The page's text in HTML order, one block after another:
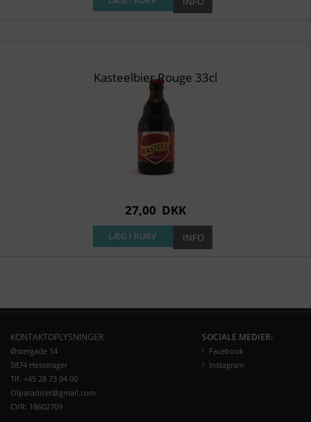
Kasteelbier Rouge 33cl
27,00 DKK
KONTAKTOPLYSNINGER
Østergade 14
5874 Hesselager
Tlf. +45 28 73 04 00
Olparadiset@gmail.com
CVR: 18602709
SOCIALE MEDIER:
Facebook
Instagram